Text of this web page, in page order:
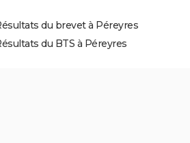
du brevet à Péreyres
du BTS à Péreyres